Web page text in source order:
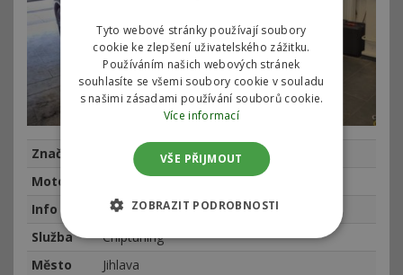
Značka
Motor
Ford S-Max 2.0 TDCi 88kw (120hp)
Info
najeto 160771 km, rok výroby 2017
Služba
Chiptuning
Město
Jihlava
Tyto webové stránky používají soubory
cookie ke zlepšení uživatelského zážitku.
Používáním našich webových stránek
souhlasíte se všemi soubory cookie v souladu
s našimi zásadami používání souborů cookie.
Více informací
VŠE PŘIJMOUT
ZOBRAZIT PODROBNOSTI